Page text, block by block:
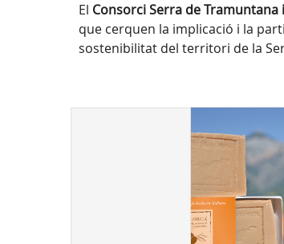
El Consorci Serra de
que cerquen la implicació i la
sostenibilitat del territori de la